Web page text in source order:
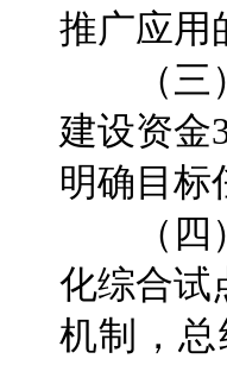
推广应用
（三）
建设资金
明确目标
（四）
化综合试
机制，